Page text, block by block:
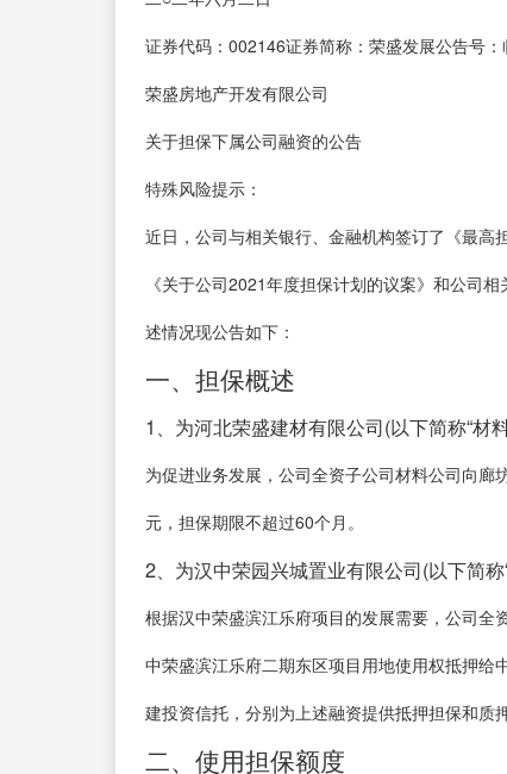
证券代码：002146证券简称：荣盛发展公告号
荣盛房地产开发有限公司
关于担保下属公司融资的公告
特殊风险提示：
近日，公司与相关银行、金融机构签订了《最
《关于公司2021年度担保计划的议案》和公司
述情况现公告如下：
一、担保概述
1、为河北荣盛建材有限公司(以下简称“材
为促进业务发展，公司全资子公司材料公司向
元，担保期限不超过60个月。
2、为汉中荣园兴城置业有限公司(以下简称
根据汉中荣盛滨江乐府项目的发展需要，公司全
中荣盛滨江乐府二期东区项目用地使用权抵押给
建投资信托，分别为上述融资提供抵押担保和质
二、使用担保额度